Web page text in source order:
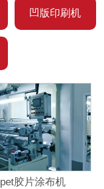
凹版印刷机
pet胶片涂布机